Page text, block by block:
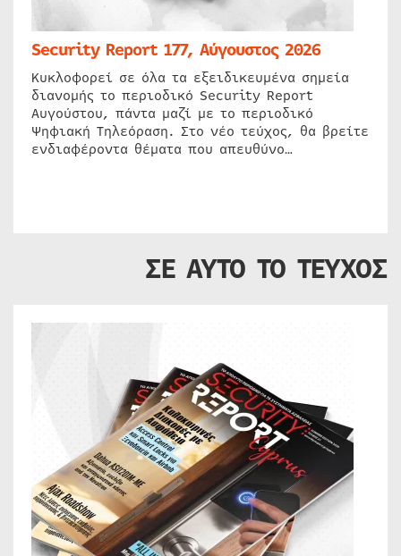
Security Report 177, Αύγουστος 2026
Κυκλοφορεί σε όλα τα εξειδικευμένα σημεία
διανομής το περιοδικό Security Report
Αυγούστου, πάντα μαζί με το περιοδικό
Ψηφιακή Τηλεόραση. Στο νέο τεύχος, θα βρείτε
ενδιαφέροντα θέματα που απευθύνο…
ΣΕ ΑΥΤΟ ΤΟ ΤΕΥΧΟΣ